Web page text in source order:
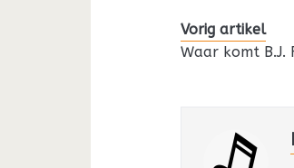
Vorig artikel
Waar komt B.J.